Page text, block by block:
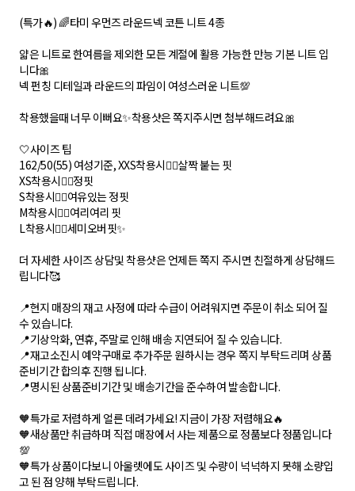
(특가🔥) 🌈타미 우먼즈 라운드넥 코튼 니트 4종
얇은 니트로 한여름을 제외한 모든 계절에 활용 가능한 만능 기본 니트 입
니다🎀
넥 펀칭 디테일과 라운드의 파임이 여성스러운 니트💯
착용했을때 너무 이뻐요✨착용샷은 쪽지주시면 첨부해드려요🎀
🤍사이즈 팁
162/50(55) 여성기준, XXS착용시👉🏼살짝 붙는 핏
XS착용시👉🏼정핏
S착용시👉🏼여유있는 정핏
M착용시👉🏼여리여리 핏
L착용시👉🏼세미오버핏✨
더 자세한 사이즈 상담및 착용샷은 언제든 쪽지 주시면 친절하게 상담해드
립니다🥰
📍현지 매장의 재고 사정에 따라 수급이 어려워지면 주문이 취소 되어 질
수 있습니다.
📍기상악화, 연휴, 주말로 인해 배송 지연되어 질 수 있습니다.
📍재고소진시 예약구매로 추가주문 원하시는 경우 쪽지 부탁드리며 상품
준비기간 합의후 진행 됩니다.
📍명시된 상품준비기간 및 배송기간을 준수하여 발송합니다.
🧡특가로 저렴하게 얼른 데려가세요! 지금이 가장 저렴해요🔥
🧡새상품만 취급하며 직접 매장에서 사는 제품으로 정품보다 정품입니다
💯
🧡특가 상품이다보니 아울렛에도 사이즈 및 수량이 넉넉하지 못해 소량입
고 된 점 양해 부탁드립니다.